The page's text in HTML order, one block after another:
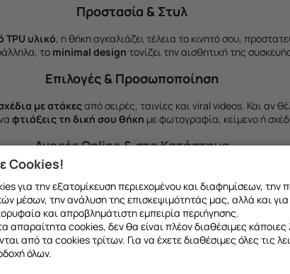
Προστασία & Στυλ
TPU υλικό, η θήκη αγκαλιάζει τέλεια το κινητό σου,
το minimal design τονίζει την αισθητική της
Επιλογές & Προσωποποίηση
με ατάκεςαπό σειρές, ταινίες και viral videos. Και αν
φτιάξεις τη δική σου θήκη με φωτογραφία, κείμενο ή
Αγορές Online & στο Κατάστημα
μεάμεση αποστολή
75, όπου θα βρεις όλα μας τα σχέδια από κοντά.
Frogs.gr – Phone Cases Just Met Their Frog.
Cookies!
για την εξατομίκευση περιεχομένου και διαφημίσεων, την
μέσων, την ανάλυση της επισκεψιμότητάς μας, αλλά και
και απροβλημάτιστη εμπειρία περιήγησης.
απαραίτητα cookies, δεν θα είναι πλέον διαθέσιμες κάποιες
από τα cookies τρίτων. Για να έχετε διαθέσιμες όλες τις
όλων.